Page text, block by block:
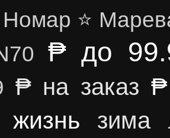
Номар ⭐
₱ до
₱ на заказ
жизнь зима